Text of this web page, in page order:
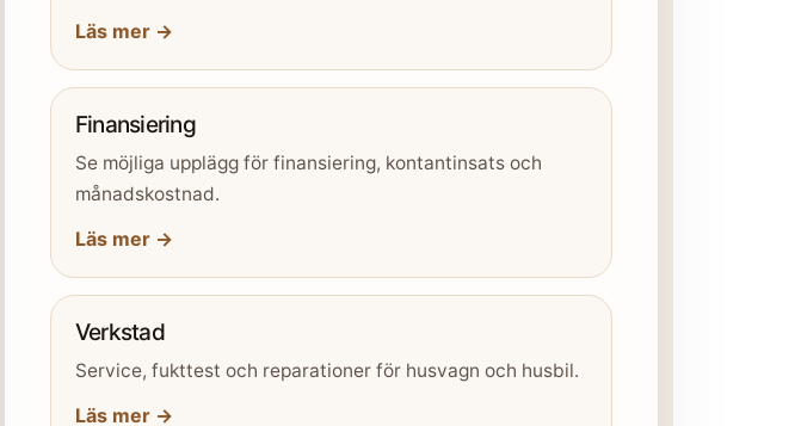
Läs mer →
Finansiering
Se möjliga upplägg för finansiering, kontantinsats och
månadskostnad.
Läs mer →
Verkstad
Service, fukttest och reparationer för husvagn och husbil.
Läs mer →